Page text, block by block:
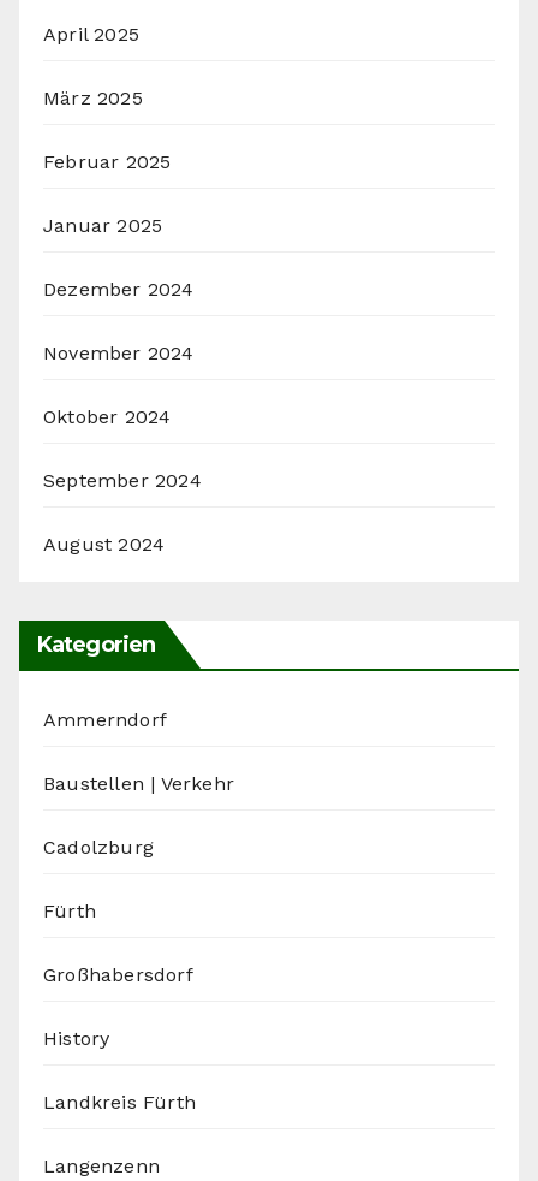
April 2025
März 2025
Februar 2025
Januar 2025
Dezember 2024
November 2024
Oktober 2024
September 2024
August 2024
Kategorien
Ammerndorf
Baustellen | Verkehr
Cadolzburg
Fürth
Großhabersdorf
History
Landkreis Fürth
Langenzenn